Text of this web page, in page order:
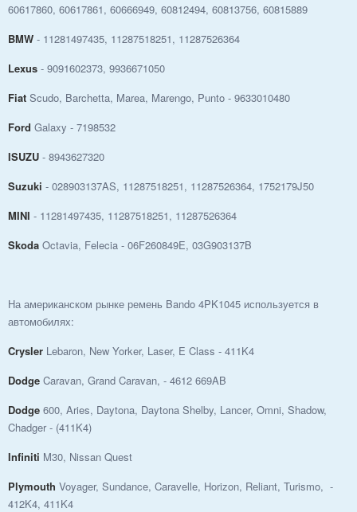
60617860, 60617861, 60666949, 60812494, 60813756, 60815889
BMW - 11281497435, 11287518251, 11287526364
Lexus - 9091602373, 9936671050
Fiat Scudo, Barchetta, Marea, Marengo, Punto - 9633010480
Ford Galaxy - 7198532
ISUZU - 8943627320
Suzuki - 028903137AS, 11287518251, 11287526364, 1752179J50
MINI - 11281497435, 11287518251, 11287526364
Skoda Octavia, Felecia - 06F260849E, 03G903137B
На американском рынке ремень Bando 4PK1045 используется в
автомобилях:
Crysler Lebaron, New Yorker, Laser, E Class - 411K4
Dodge Caravan, Grand Caravan, - 4612 669AB
Dodge 600, Aries, Daytona, Daytona Shelby, Lancer, Omni, Shadow,
Chadger - (411K4)
Infiniti M30, Nissan Quest
Plymouth Voyager, Sundance, Caravelle, Horizon, Reliant, Turismo, -
412K4, 411K4